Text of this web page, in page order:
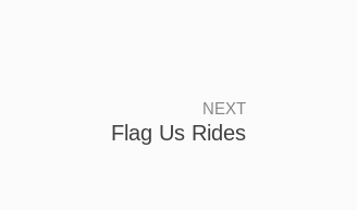
NEXT
Flag Us Rides